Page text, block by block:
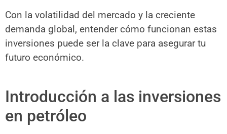
Con la volatilidad del mercado y la creciente
demanda global, entender cómo funcionan estas
inversiones puede ser la clave para asegurar tu
futuro económico.
Introducción a las inversiones
en petróleo